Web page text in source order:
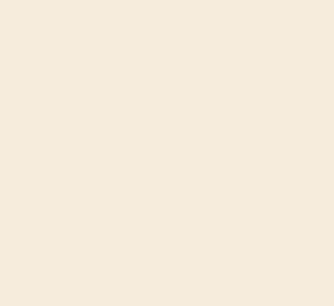
base